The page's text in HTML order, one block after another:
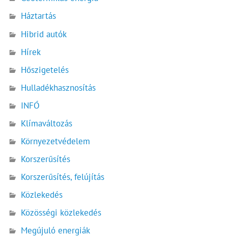
Háztartás
Hibrid autók
Hírek
Hőszigetelés
Hulladékhasznosítás
INFÓ
Klímaváltozás
Környezetvédelem
Korszerűsítés
Korszerűsítés, felújítás
Közlekedés
Közösségi közlekedés
Megújuló energiák